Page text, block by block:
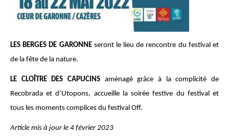
LES BERGES DE GARONNE seront le lieu de rencontre du festival et
de la fête de la nature.
LE CLOÎTRE DES CAPUCINS aménagé grâce à la complicité de
Recobrada et d’Utopons, accueille la soirée festive du festival et
tous les moments complices du festival Off.
Article mis à jour le 4 février 2023